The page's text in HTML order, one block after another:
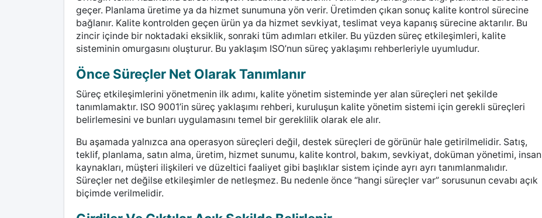
geçer. Planlama üretime ya da hizmet sunumuna yön verir. Üretimden çıkan sonuç kalite kontrol sürecine
bağlanır. Kalite kontrolden geçen ürün ya da hizmet sevkiyat, teslimat veya kapanış sürecine aktarılır. Bu
zincir içinde bir noktadaki eksiklik, sonraki tüm adımları etkiler. Bu yüzden süreç etkileşimleri, kalite
sisteminin omurgasını oluşturur. Bu yaklaşım ISO’nun süreç yaklaşımı rehberleriyle uyumludur.
Önce Süreçler Net Olarak Tanımlanır
Süreç etkileşimlerini yönetmenin ilk adımı, kalite yönetim sisteminde yer alan süreçleri net şekilde
tanımlamaktır. ISO 9001’in süreç yaklaşımı rehberi, kuruluşun kalite yönetim sistemi için gerekli süreçleri
belirlemesini ve bunları uygulamasını temel bir gereklilik olarak ele alır.
Bu aşamada yalnızca ana operasyon süreçleri değil, destek süreçleri de görünür hale getirilmelidir. Satış,
teklif, planlama, satın alma, üretim, hizmet sunumu, kalite kontrol, bakım, sevkiyat, doküman yönetimi, insan
kaynakları, müşteri ilişkileri ve düzeltici faaliyet gibi başlıklar sistem içinde ayrı ayrı tanımlanmalıdır.
Süreçler net değilse etkileşimler de netleşmez. Bu nedenle önce “hangi süreçler var” sorusunun cevabı açık
biçimde verilmelidir.